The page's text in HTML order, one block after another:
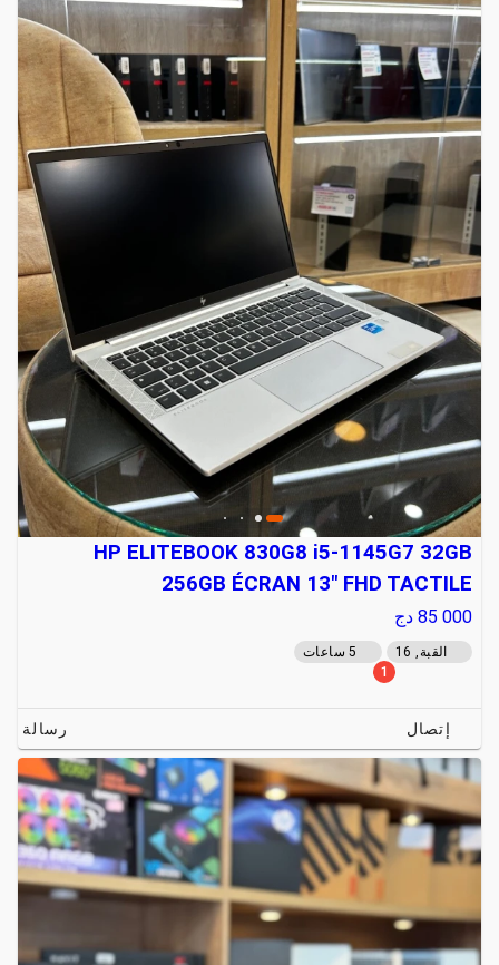
HP ELITEBOOK 830G8 i5-1145G7 32GB
256GB ÉCRAN 13" FHD TACTILE
85 000 دج
القبة, 16
5 ساعات
1
إتصال رسالة